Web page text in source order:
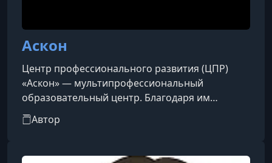
Аскон
Центр профессионального развития (ЦПР)
«Аскон» — мультипрофессиональный
образовательный центр. Благодаря им
бухгалтеры, специалисты по кадровому
делопроизводству, юристы и руководители
знания.
Автор